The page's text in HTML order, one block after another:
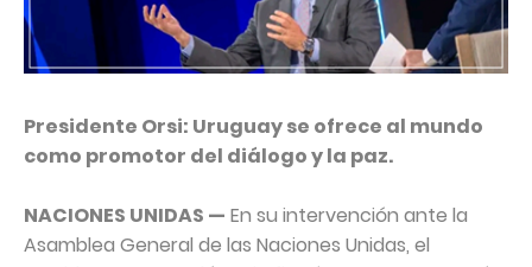
Presidente Orsi: Uruguay se ofrece al mundo
como promotor del diálogo y la paz.
NACIONES UNIDAS — En su intervención ante la
Asamblea General de las Naciones Unidas, el